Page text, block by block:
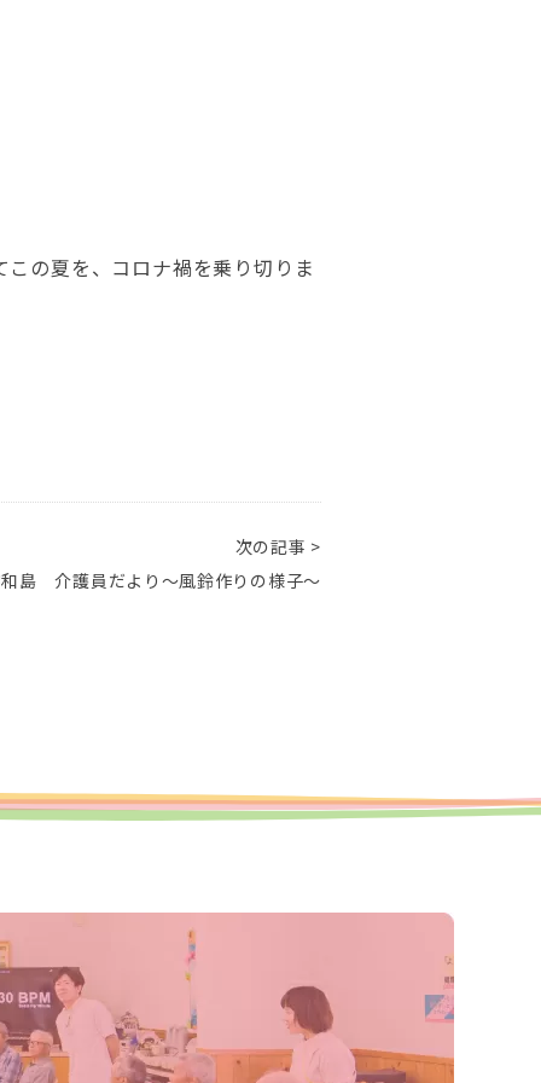
の夏を、コロナ禍を乗り切りま
次の記事 >
島 介護員だより～風鈴作りの様子～